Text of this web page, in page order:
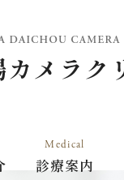
Medical
診療案内